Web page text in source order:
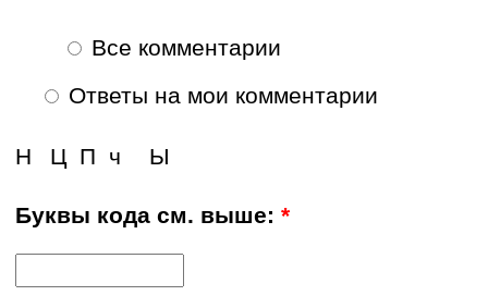
Все комментарии
Ответы на мои комментарии
Ц
Н Ы
П ч
Буквы кода см. выше:*